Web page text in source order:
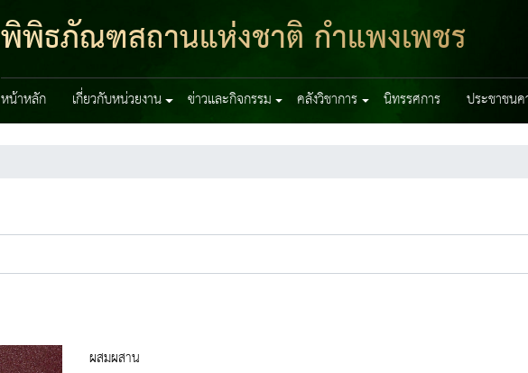
พิพิธภัณฑสถานแห่งชาติ กำแพงเพชร
หน้าหลัก เกี่ยวกับหน่วยงาน ข่าวและกิจกรรม คลังวิชาการ นิทรรศการ ประชาชน
ผสมผสาน